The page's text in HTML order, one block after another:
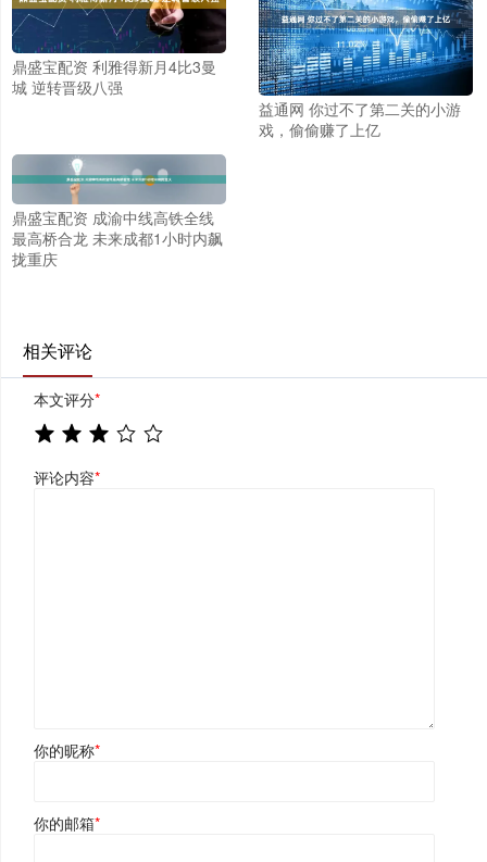
鼎盛宝配资 利雅得新月4比3曼
城 逆转晋级八强
益通网 你过不了第二关的小游
戏，偷偷赚了上亿
鼎盛宝配资 成渝中线高铁全线
最高桥合龙 未来成都1小时内飙
拢重庆
相关评论
本文评分*
评论内容*
你的昵称*
你的邮箱*